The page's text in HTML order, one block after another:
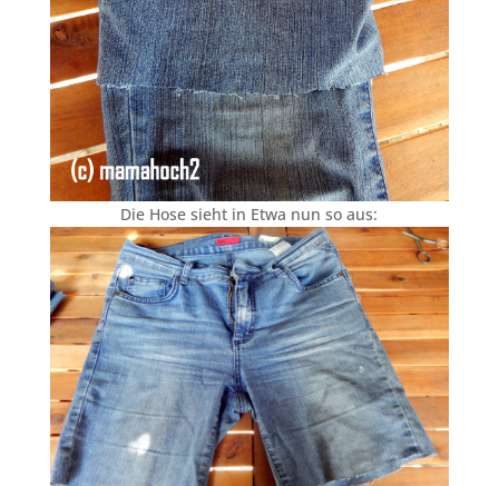
Die Hose sieht in Etwa nun so aus: